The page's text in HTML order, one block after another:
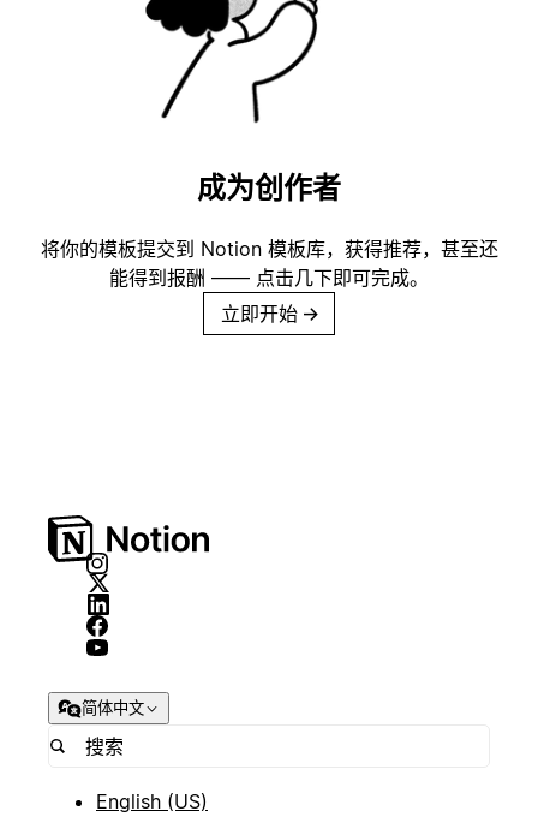
成为创作者
将你的模板提交到 Notion 模板库，获得推荐，甚至还
能得到报酬 —— 点击几下即可完成。
立即开始 →
简体中文
English (US)